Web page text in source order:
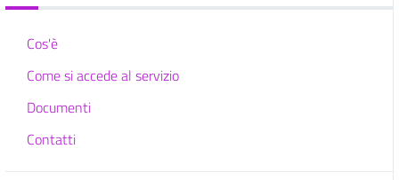
Cos'è
Come si accede al servizio
Documenti
Contatti